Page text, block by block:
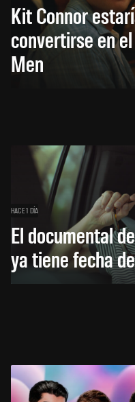
Kit Connor
convertirse en
Men
HACE 1 DÍA
El documental
ya tiene fecha